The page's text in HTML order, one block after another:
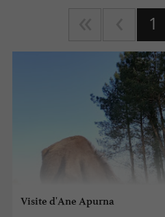
1
Visite d'Ane Apurna